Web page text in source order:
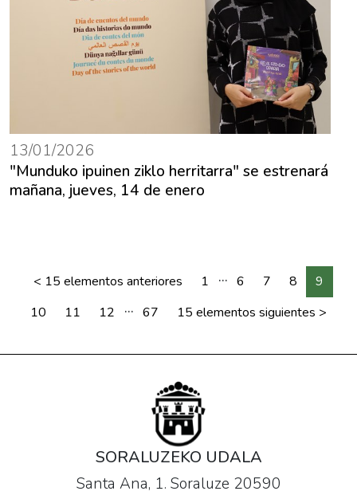
13/01/2026
"Munduko ipuinen ziklo herritarra" se estrenará
mañana, jueves, 14 de enero
< 15 elementos anteriores 1 ... 6 7 8
9
10
11 12 ... 67 15 elementos siguientes >
SORALUZEKO UDALA
Santa Ana, 1. Soraluze 20590